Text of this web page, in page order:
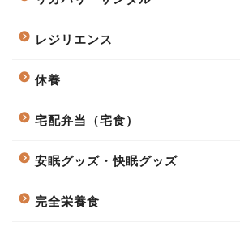
レジリエンス
休養
宅配弁当（宅食）
安眠グッズ・快眠グッズ
完全栄養食